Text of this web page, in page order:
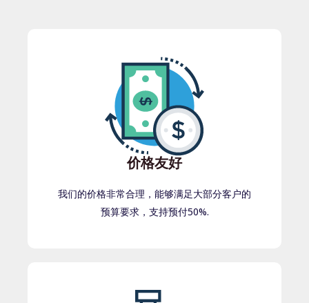
价格友好
我们的价格非常合理，能够满足大部分客户的
预算要求，支持预付50%.